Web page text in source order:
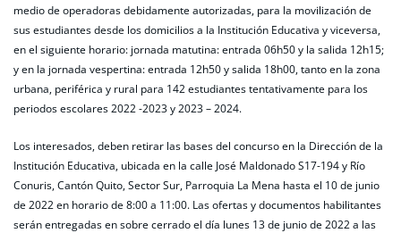
medio de operadoras debidamente autorizadas, para la movilización de
sus estudiantes desde los domicilios a la Institución Educativa y viceversa,
en el siguiente horario: jornada matutina: entrada 06h50 y la salida 12h15;
y en la jornada vespertina: entrada 12h50 y salida 18h00, tanto en la zona
urbana, periférica y rural para 142 estudiantes tentativamente para los
periodos escolares 2022 -2023 y 2023 – 2024.
Los interesados, deben retirar las bases del concurso en la Dirección de la
Institución Educativa, ubicada en la calle José Maldonado S17-194 y Río
Conuris, Cantón Quito, Sector Sur, Parroquia La Mena hasta el 10 de junio
de 2022 en horario de 8:00 a 11:00. Las ofertas y documentos habilitantes
serán entregadas en sobre cerrado el día lunes 13 de junio de 2022 a las